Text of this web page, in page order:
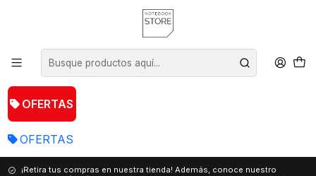
OFERTAS
OFERTAS
¡Retira tus compras en nuestra tienda! Además, conoce nuestro